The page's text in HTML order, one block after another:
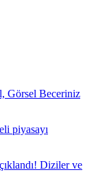
Görsel Beceriniz
piyasayı
Diziler ve